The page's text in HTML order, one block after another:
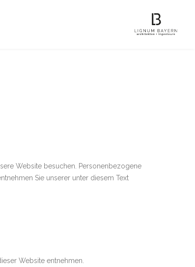
Website besuchen. Personenbezogene
Sie unserer unter diesem Text
Website entnehmen.